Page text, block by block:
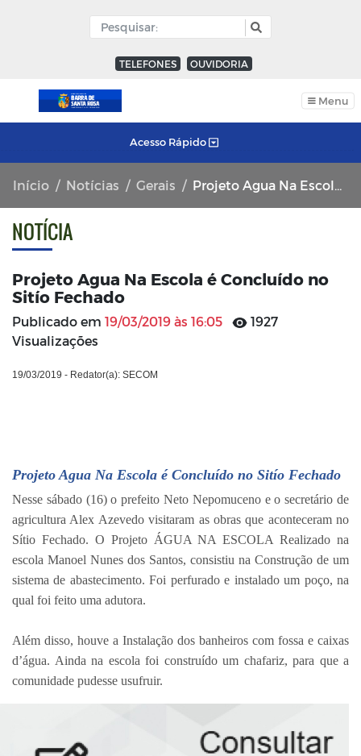
TELEFONES OUVIDORIA
Menu
Acesso Rápido
Início Notícias Gerais Projeto Agua Na Escola é Concluído no Sitío Fechado
NOTÍCIA
Projeto Agua Na Escola é Concluído no
Sitío Fechado
Publicado em 19/03/2019 às 16:05
1927
Visualizações
19/03/2019 - Redator(a): SECOM
Projeto Agua Na Escola é Concluído no Sitío Fechado
Nesse sábado (16) o prefeito Neto Nepomuceno e o secretário de
agricultura Alex Azevedo visitaram as obras que aconteceram no
Sítio Fechado. O Projeto ÁGUA NA ESCOLA Realizado na
escola Manoel Nunes dos Santos, consistiu na Construção de um
sistema de abastecimento. Foi perfurado e instalado um poço, na
qual foi feito uma adutora.
Além disso, houve a Instalação dos banheiros com fossa e caixas
d’água. Ainda na escola foi construído um chafariz, para que a
comunidade pudesse usufruir.